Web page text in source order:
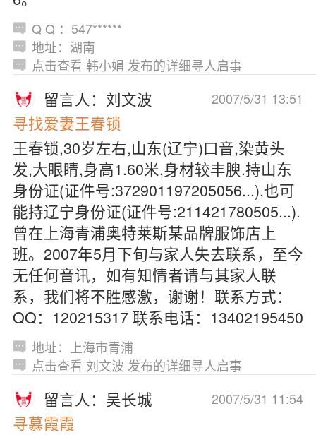
Q Q ：547******
地址：湖南
点击查看 韩小娟 发布的详细寻人启事
2007/5/31 13:51
留言人：刘文波
寻找爱妻王春锁
王春锁,30岁左右,山东(辽宁)口音,染黄头
发,大眼睛,身高1.60米,身材较丰腴.持山东
身份证(证件号:372901197205056...),也可
能持辽宁身份证(证件号:211421780505...).
曾在上海青浦奥特莱斯某品牌服饰店上
班。2007年5月下旬与家人失去联系，至今
无任何音讯，如有知情者请与其家人联
系，我们将不胜感激，谢谢！联系方式：
QQ：120215317 联系电话：13402195450
地址：上海市青浦
点击查看 刘文波 发布的详细寻人启事
2007/5/31 11:54
留言人：吴长城
寻慕霞霞